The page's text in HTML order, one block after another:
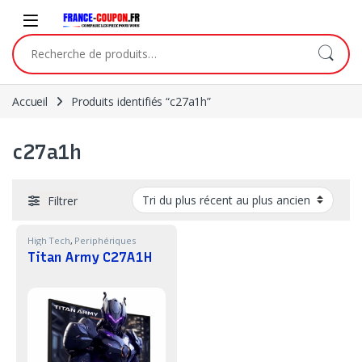
Recherche pour :
Accueil Produits identifiés “c27a1h”
c27a1h
Filtrer
High Tech, Periphériques
Titan Army C27A1H